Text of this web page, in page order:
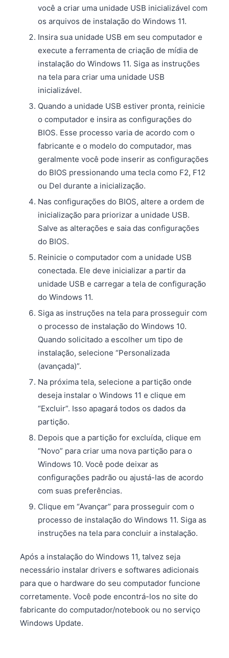
você a criar uma unidade USB inicializável com
os arquivos de instalação do Windows 11.
Insira sua unidade USB em seu computador e
execute a ferramenta de criação de mídia de
instalação do Windows 11. Siga as instruções
na tela para criar uma unidade USB
inicializável.
Quando a unidade USB estiver pronta, reinicie
o computador e insira as configurações do
BIOS. Esse processo varia de acordo com o
fabricante e o modelo do computador, mas
geralmente você pode inserir as configurações
do BIOS pressionando uma tecla como F2, F12
ou Del durante a inicialização.
Nas configurações do BIOS, altere a ordem de
inicialização para priorizar a unidade USB.
Salve as alterações e saia das configurações
do BIOS.
Reinicie o computador com a unidade USB
conectada. Ele deve inicializar a partir da
unidade USB e carregar a tela de configuração
do Windows 11.
Siga as instruções na tela para prosseguir com
o processo de instalação do Windows 10.
Quando solicitado a escolher um tipo de
instalação, selecione “Personalizada
(avançada)”.
Na próxima tela, selecione a partição onde
deseja instalar o Windows 11 e clique em
“Excluir”. Isso apagará todos os dados da
partição.
Depois que a partição for excluída, clique em
“Novo” para criar uma nova partição para o
Windows 10. Você pode deixar as
configurações padrão ou ajustá-las de acordo
com suas preferências.
Clique em “Avançar” para prosseguir com o
processo de instalação do Windows 11. Siga as
instruções na tela para concluir a instalação.
Após a instalação do Windows 11, talvez seja
necessário instalar drivers e softwares adicionais
para que o hardware do seu computador funcione
corretamente. Você pode encontrá-los no site do
fabricante do computador/notebook ou no serviço
Windows Update.